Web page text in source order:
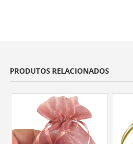
PRODUTOS RELACIONADOS